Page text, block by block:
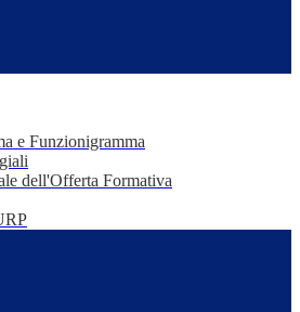
e Funzionigramma
dell'Offerta Formativa